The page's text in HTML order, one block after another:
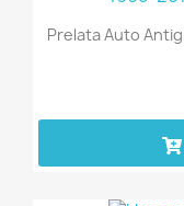
Prelata Auto